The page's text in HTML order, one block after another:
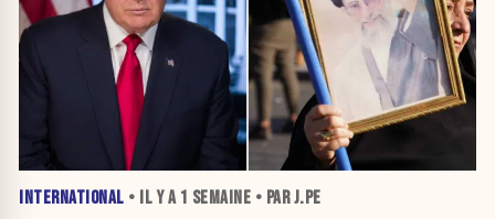
INTERNATIONAL • IL Y A 1 SEMAINE • PAR J.PE